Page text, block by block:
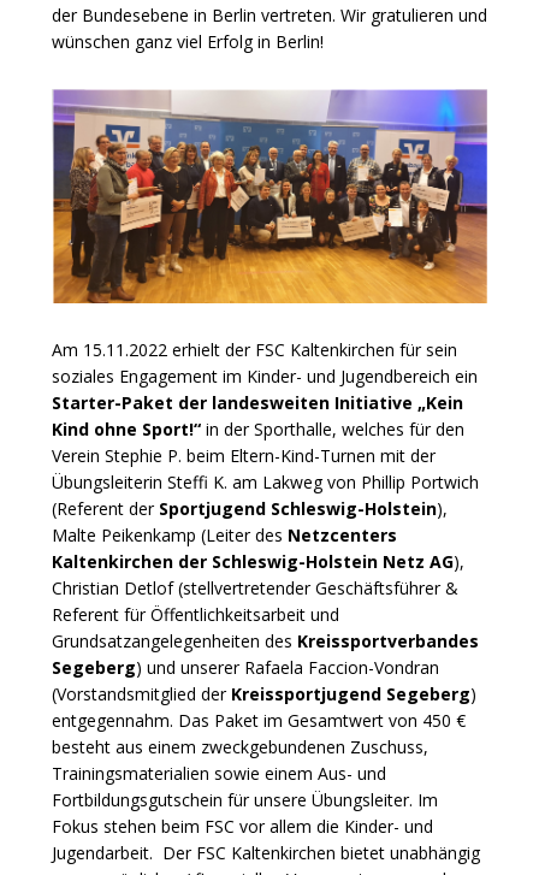
der Bundesebene in Berlin vertreten. Wir gratulieren und
wünschen ganz viel Erfolg in Berlin!
Am 15.11.2022 erhielt der FSC Kaltenkirchen für sein
soziales Engagement im Kinder- und Jugendbereich ein
Starter-Paket der landesweiten Initiative „Kein
Kind ohne Sport!“ in der Sporthalle, welches für den
Verein Stephie P. beim Eltern-Kind-Turnen mit der
Übungsleiterin Steffi K. am Lakweg von Phillip Portwich
(Referent der Sportjugend Schleswig-Holstein),
Malte Peikenkamp (Leiter des Netzcenters
Kaltenkirchen der Schleswig-Holstein Netz AG),
Christian Detlof (stellvertretender Geschäftsführer &
Referent für Öffentlichkeitsarbeit und
Grundsatzangelegenheiten des Kreissportverbandes
Segeberg) und unserer Rafaela Faccion-Vondran
(Vorstandsmitglied der Kreissportjugend Segeberg)
entgegennahm. Das Paket im Gesamtwert von 450 €
besteht aus einem zweckgebundenen Zuschuss,
Trainingsmaterialien sowie einem Aus- und
Fortbildungsgutschein für unsere Übungsleiter. Im
Fokus stehen beim FSC vor allem die Kinder- und
Jugendarbeit. Der FSC Kaltenkirchen bietet unabhängig